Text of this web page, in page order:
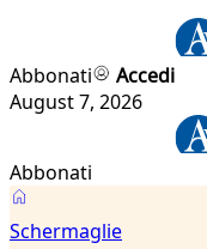
Abbonati
Accedi
August 7, 2026
Abbonati
Schermaglie